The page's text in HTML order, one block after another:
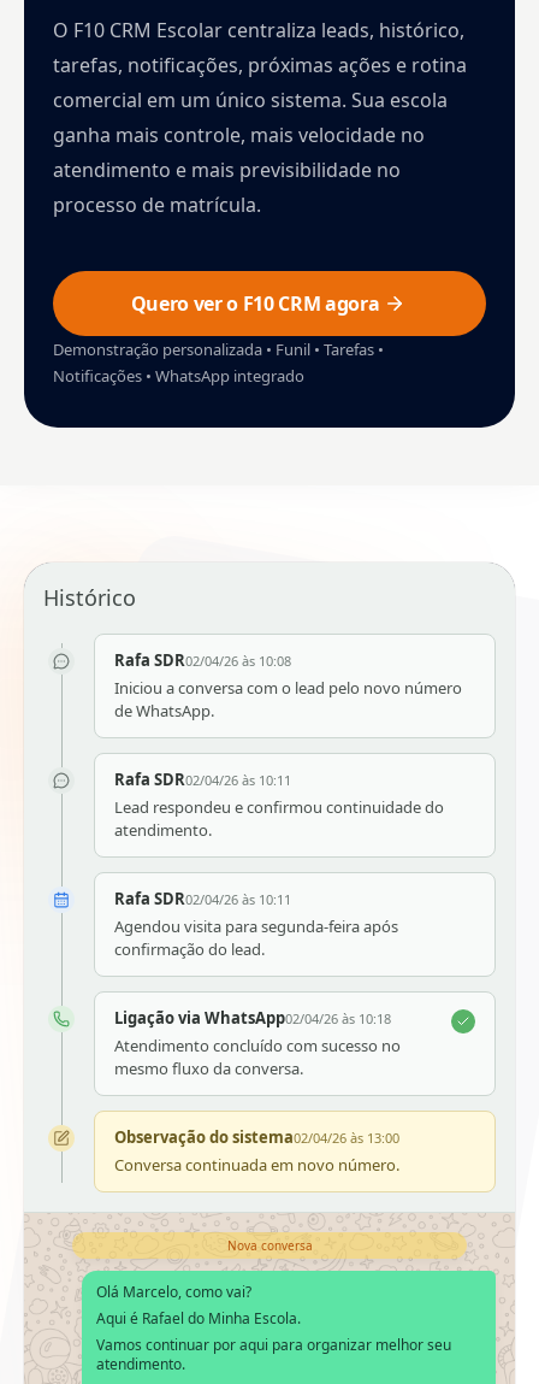
O F10 CRM Escolar centraliza leads, histórico,
tarefas, notificações, próximas ações e rotina
comercial em um único sistema. Sua escola
ganha mais controle, mais velocidade no
atendimento e mais previsibilidade no
processo de matrícula.
Quero ver o F10 CRM agora
Demonstração personalizada • Funil • Tarefas •
Notificações • WhatsApp integrado
Histórico
Rafa SDR02/04/26 às 10:08
Iniciou a conversa com o lead pelo novo número
de WhatsApp.
Rafa SDR02/04/26 às 10:11
Lead respondeu e confirmou continuidade do
atendimento.
Rafa SDR02/04/26 às 10:11
Agendou visita para segunda-feira após
confirmação do lead.
Ligação via WhatsApp02/04/26 às 10:18
Atendimento concluído com sucesso no
mesmo fluxo da conversa.
Observação do sistema02/04/26 às 13:00
Conversa continuada em novo número.
Nova conversa
Olá Marcelo, como vai?
Aqui é Rafael do Minha Escola.
Vamos continuar por aqui para organizar melhor seu
atendimento.